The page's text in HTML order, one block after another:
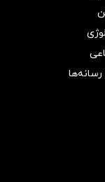
رسانه‌‌ها